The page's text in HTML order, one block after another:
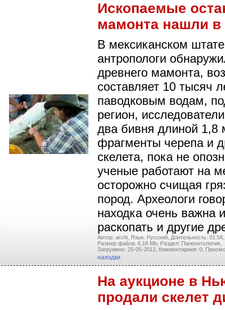
Ископаемые
мамонта нашли в
В мексиканском
антропологи
древнего мамонта,
составляет 10 тысяч
паводковым водам,
регион,
два бивня длиной 1,8
фрагменты черепа и
скелета, пока не
ученые работают на
осторожно счищая
пород. Археологи
находка очень важна
раскопать и другие
Автор: archi, Язык: Русский, Длительность: 01:56,
Размер файла: 6.18 Mb, Раздел: Палеонтология,
Загружено: 25-05-2012, Комментариев: 0,
находки
На аукционе в
продали скелет